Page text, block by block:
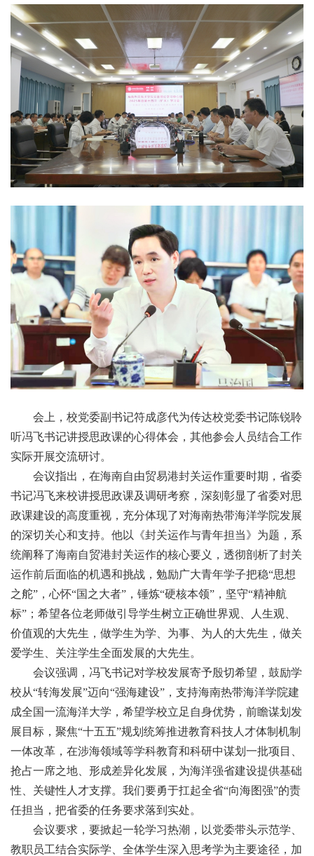
会上，校党委副书记符成彦代为传达校党委书记陈锐聆
听冯飞书记讲授思政课的心得体会，其他参会人员结合工作
实际开展交流研讨。
会议指出，在海南自由贸易港封关运作重要时期，省委
书记冯飞来校讲授思政课及调研考察，深刻彰显了省委对思
政课建设的高度重视，充分体现了对海南热带海洋学院发展
的深切关心和支持。他以《封关运作与青年担当》为题，系
统阐释了海南自贸港封关运作的核心要义，透彻剖析了封关
运作前后面临的机遇和挑战，勉励广大青年学子把稳“思想
之舵”，心怀“国之大者”，锤炼“硬核本领”，坚守“精神航
标”；希望各位老师做引导学生树立正确世界观、人生观、
价值观的大先生，做学生为学、为事、为人的大先生，做关
爱学生、关注学生全面发展的大先生。
会议强调，冯飞书记对学校发展寄予殷切希望，鼓励学
校从“转海发展”迈向“强海建设”，支持海南热带海洋学院建
成全国一流海洋大学，希望学校立足自身优势，前瞻谋划发
展目标，聚焦“十五五”规划统筹推进教育科技人才体制机制
一体改革，在涉海领域等学科教育和科研中谋划一批项目、
抢占一席之地、形成差异化发展，为海洋强省建设提供基础
性、关键性人才支撑。我们要勇于扛起全省“向海图强”的责
任担当，把省委的任务要求落到实处。
会议要求，要掀起一轮学习热潮，以党委带头示范学、
教职员工结合实际学、全体学生深入思考学为主要途径，加